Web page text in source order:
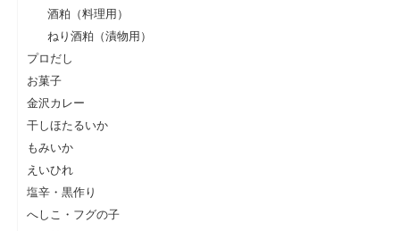
酒粕（料理用）
ねり酒粕（漬物用）
プロだし
お菓子
金沢カレー
干しほたるいか
もみいか
えいひれ
塩辛・黒作り
へしこ・フグの子